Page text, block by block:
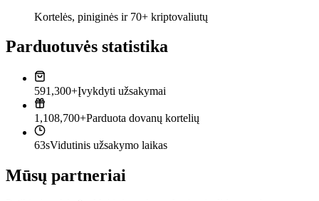
Kortelės, piniginės ir 70+ kriptovaliutų
Parduotuvės statistika
591,300+Įvykdyti užsakymai
1,108,700+Parduota dovanų kortelių
63sVidutinis užsakymo laikas
Mūsų partneriai